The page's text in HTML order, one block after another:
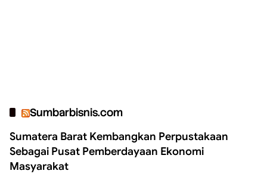
Sumbarbisnis.com
Sumatera Barat Kembangkan Perpustakaan
Sebagai Pusat Pemberdayaan Ekonomi
Masyarakat